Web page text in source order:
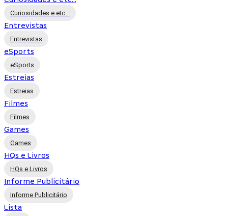
Curiosidades e etc...
Entrevistas
Entrevistas
eSports
eSports
Estreias
Estreias
Filmes
Filmes
Games
Games
HQs e Livros
HQs e Livros
Informe Publicitário
Informe Publicitário
Lista